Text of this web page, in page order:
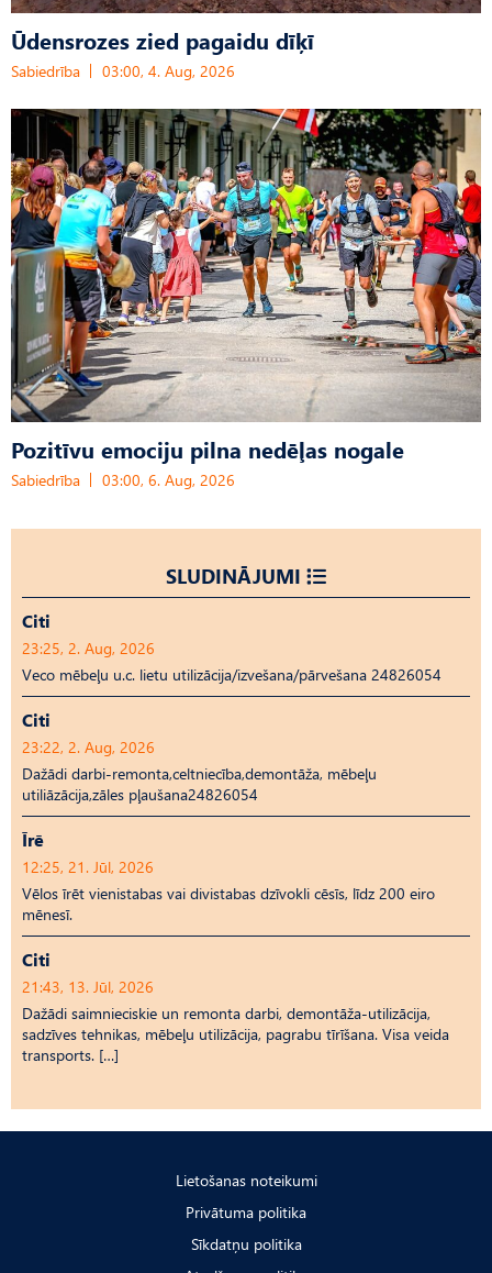
Ūdensrozes zied pagaidu dīķī
Sabiedrība 03:00, 4. Aug, 2026
Pozitīvu emociju pilna nedēļas nogale
Sabiedrība 03:00, 6. Aug, 2026
SLUDINĀJUMI
Citi
23:25, 2. Aug, 2026
Veco mēbeļu u.c. lietu utilizācija/izvešana/pārvešana 24826054
Citi
23:22, 2. Aug, 2026
Dažādi darbi-remonta,celtniecība,demontāža, mēbeļu
utiliāzācija,zāles pļaušana24826054
Īrē
12:25, 21. Jūl, 2026
Vēlos īrēt vienistabas vai divistabas dzīvokli cēsīs, līdz 200 eiro
mēnesī.
Citi
21:43, 13. Jūl, 2026
Dažādi saimnieciskie un remonta darbi, demontāža-utilizācija,
sadzīves tehnikas, mēbeļu utilizācija, pagrabu tīrīšana. Visa veida
transports. […]
Lietošanas noteikumi
Privātuma politika
Sīkdatņu politika